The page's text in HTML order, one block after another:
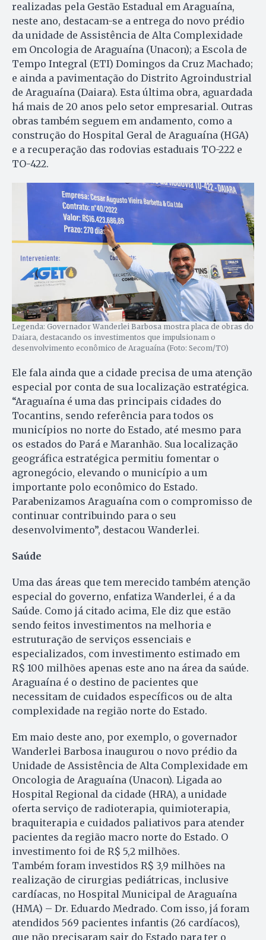
realizadas pela Gestão Estadual em Araguaína,
neste ano, destacam-se a entrega do novo prédio
da unidade de Assistência de Alta Complexidade
em Oncologia de Araguaína (Unacon); a Escola de
Tempo Integral (ETI) Domingos da Cruz Machado;
e ainda a pavimentação do Distrito Agroindustrial
de Araguaína (Daiara). Esta última obra, aguardada
há mais de 20 anos pelo setor empresarial. Outras
obras também seguem em andamento, como a
construção do Hospital Geral de Araguaína (HGA)
e a recuperação das rodovias estaduais TO-222 e
TO-422.
Legenda: Governador Wanderlei Barbosa mostra placa de obras do
Daiara, destacando os investimentos que impulsionam o
desenvolvimento econômico de Araguaína (Foto: Secom/TO)
Ele fala ainda que a cidade precisa de uma atenção
especial por conta de sua localização estratégica.
“Araguaína é uma das principais cidades do
Tocantins, sendo referência para todos os
municípios no norte do Estado, até mesmo para
os estados do Pará e Maranhão. Sua localização
geográfica estratégica permitiu fomentar o
agronegócio, elevando o município a um
importante polo econômico do Estado.
Parabenizamos Araguaína com o compromisso de
continuar contribuindo para o seu
desenvolvimento”, destacou Wanderlei.
Saúde
Uma das áreas que tem merecido também atenção
especial do governo, enfatiza Wanderlei, é a da
Saúde. Como já citado acima, Ele diz que estão
sendo feitos investimentos na melhoria e
estruturação de serviços essenciais e
especializados, com investimento estimado em
R$ 100 milhões apenas este ano na área da saúde.
Araguaína é o destino de pacientes que
necessitam de cuidados específicos ou de alta
complexidade na região norte do Estado.
Em maio deste ano, por exemplo, o governador
Wanderlei Barbosa inaugurou o novo prédio da
Unidade de Assistência de Alta Complexidade em
Oncologia de Araguaína (Unacon). Ligada ao
Hospital Regional da cidade (HRA), a unidade
oferta serviço de radioterapia, quimioterapia,
braquiterapia e cuidados paliativos para atender
pacientes da região macro norte do Estado. O
investimento foi de R$ 5,2 milhões.
Também foram investidos R$ 3,9 milhões na
realização de cirurgias pediátricas, inclusive
cardíacas, no Hospital Municipal de Araguaína
(HMA) – Dr. Eduardo Medrado. Com isso, já foram
atendidos 569 pacientes infantis (26 cardíacos),
que não precisaram sair do Estado para ter o